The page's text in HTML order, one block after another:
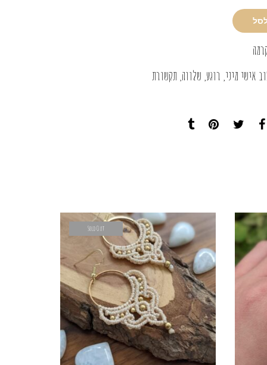
אישי מיני רוגע שלווה תקשורת
Sold Out